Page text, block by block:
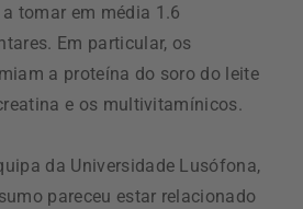
tomar em média 1.6
Em particular, os
a proteína do soro do leite
e os multivitamínicos.
da Universidade Lusófona,
pareceu estar relacionado